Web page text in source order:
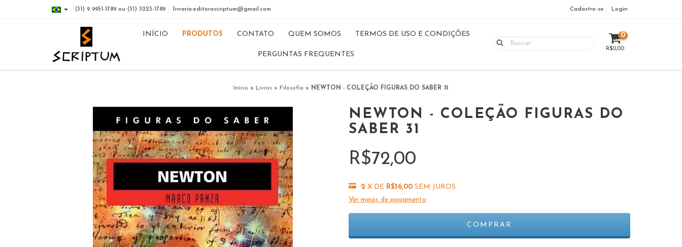
(31) 9 9951-1789 ou (31) 3223-1789 livraria.editorascriptum@gmail.com Cadastre-se Login
INÍCIO PRODUTOS CONTATO QUEM SOMOS TERMOS DE USO E CONDIÇÕES
PERGUNTAS FREQUENTES
0
R$0,00
Início > Livros > Filosofia > NEWTON - COLEÇÃO FIGURAS DO SABER 31
NEWTON - COLEÇÃO FIGURAS DO
SABER 31
R$72,00
2 X DE R$36,00 SEM JUROS
Ver meios de pagamento